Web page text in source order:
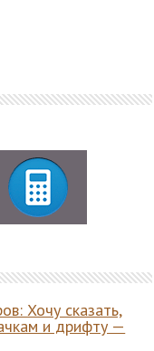
Хочу сказать,
и дрифту —